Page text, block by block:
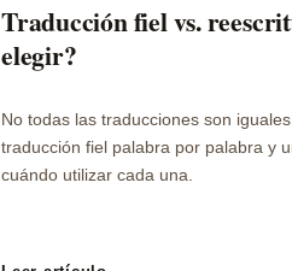
Traducción fiel vs.
elegir?
No todas las traducciones son
traducción fiel palabra por palabra y
cuándo utilizar cada una.